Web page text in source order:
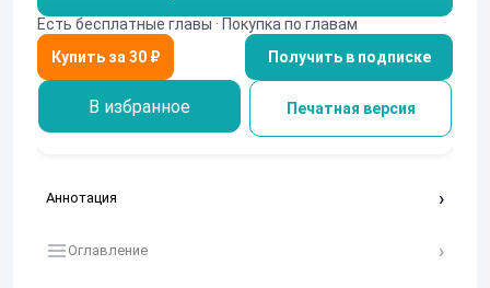
Есть бесплатные главы · Покупка по главам
Получить в подписке
В избранное Печатная версия
Аннотация
Оглавление